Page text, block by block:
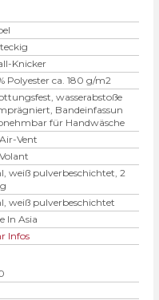
Knicker
Polyester ca. 180 g/m2
wasserabstoße
Bandeinfassun
für Handwäsche
Vent
weiß pulverbeschichtet, 2
weiß pulverbeschichtet
In Asia
Infos